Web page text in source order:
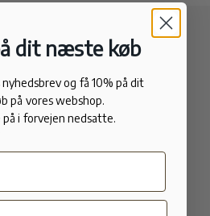
dit næste køb
og få 10% på dit
på vores webshop.
i forvejen nedsatte.